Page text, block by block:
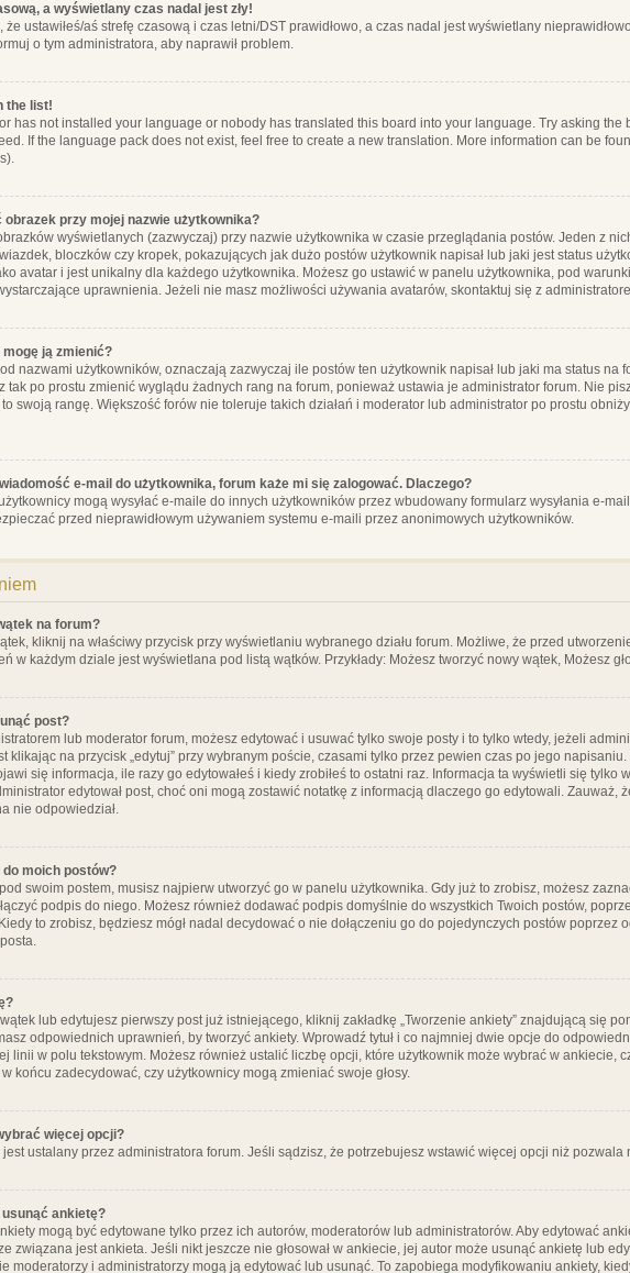
a wyświetlany czas nadal jest zły!
ustawiłeś/aś strefę czasową i czas letni/DST prawidłowo, a czas nadal jest wyświetlany
o tym administratora, aby naprawił problem.
the list!
has not installed your language or nobody has translated this board into your language. Try asking the
If the language pack does not exist, feel free to create a new translation. More information can be
przy mojej nazwie użytkownika?
wyświetlanych (zazwyczaj) przy nazwie użytkownika w czasie przeglądania postów. Jeden z
bloczków czy kropek, pokazujących jak dużo postów użytkownik napisał lub jaki jest status
avatar i jest unikalny dla każdego użytkownika. Możesz go ustawić w panelu użytkownika, pod
uprawnienia. Jeżeli nie masz możliwości używania avatarów, skontaktuj się z
ją zmienić?
nazwami użytkowników, oznaczają zazwyczaj ile postów ten użytkownik napisał lub jaki ma status na
tak po prostu zmienić wyglądu żadnych rang na forum, ponieważ ustawia je administrator forum. Nie
swoją rangę. Większość forów nie toleruje takich działań i moderator lub administrator po prostu
e-mail do użytkownika, forum każe mi się zalogować. Dlaczego?
mogą wysyłać e-maile do innych użytkowników przez wbudowany formularz wysyłania e-
przed nieprawidłowym używaniem systemu e-maili przez anonimowych użytkowników.
na forum?
kliknij na właściwy przycisk przy wyświetlaniu wybranego działu forum. Możliwe, że przed
w każdym dziale jest wyświetlana pod listą wątków. Przykłady: Możesz tworzyć nowy wątek, Możesz
post?
lub moderator forum, możesz edytować i usuwać tylko swoje posty i to tylko wtedy, jeżeli
klikając na przycisk „edytuj” przy wybranym poście, czasami tylko przez pewien czas po jego
się informacja, ile razy go edytowałeś i kiedy zrobiłeś to ostatni raz. Informacja ta wyświetli się tylko
edytował post, choć oni mogą zostawić notatkę z informacją dlaczego go edytowali. Zauważ,
nie odpowiedział.
moich postów?
swoim postem, musisz najpierw utworzyć go w panelu użytkownika. Gdy już to zrobisz, możesz
podpis do niego. Możesz również dodawać podpis domyślnie do wszystkich Twoich postów,
to zrobisz, będziesz mógł nadal decydować o nie dołączeniu go do pojedynczych postów
lub edytujesz pierwszy post już istniejącego, kliknij zakładkę „Tworzenie ankiety” znajdującą się
odpowiednich uprawnień, by tworzyć ankiety. Wprowadź tytuł i co najmniej dwie opcje do
linii w polu tekstowym. Możesz również ustalić liczbę opcji, które użytkownik może wybrać w ankiecie,
końcu zadecydować, czy użytkownicy mogą zmieniać swoje głosy.
więcej opcji?
ustalany przez administratora forum. Jeśli sądzisz, że potrzebujesz wstawić więcej opcji niż
ankietę?
mogą być edytowane tylko przez ich autorów, moderatorów lub administratorów. Aby edytować
związana jest ankieta. Jeśli nikt jeszcze nie głosował w ankiecie, jej autor może usunąć ankietę lub
moderatorzy i administratorzy mogą ją edytować lub usunąć. To zapobiega modyfikowaniu ankiety,